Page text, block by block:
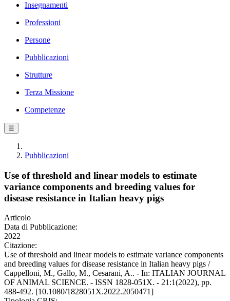
Insegnamenti
Professioni
Persone
Pubblicazioni
Strutture
Terza Missione
Competenze
☰
Pubblicazioni
Use of threshold and linear models to estimate
variance components and breeding values for
disease resistance in Italian heavy pigs
Articolo
Data di Pubblicazione:
2022
Citazione:
Use of threshold and linear models to estimate variance components
and breeding values for disease resistance in Italian heavy pigs /
Cappelloni, M., Gallo, M., Cesarani, A.. - In: ITALIAN JOURNAL
OF ANIMAL SCIENCE. - ISSN 1828-051X. - 21:1(2022), pp.
488-492. [10.1080/1828051X.2022.2050471]